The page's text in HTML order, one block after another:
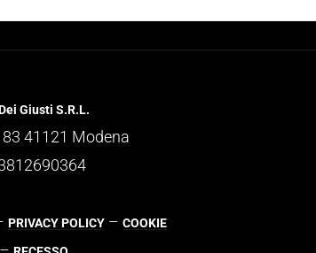
Giusti S.R.L.
41121 Modena
PRIVACY POLICY – COOKIE